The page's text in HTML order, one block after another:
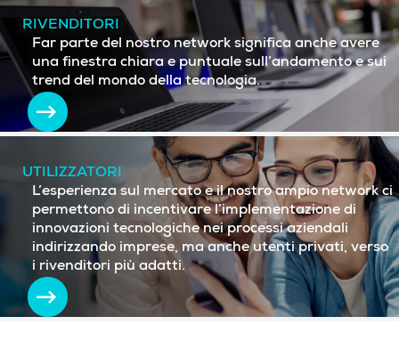
RIVENDITORI
Far parte del nostro network significa anche avere
una finestra chiara e puntuale sull’andamento e sui
trend del mondo della tecnologia.
UTILIZZATORI
L’esperienza sul mercato e il nostro ampio network ci
permettono di incentivare l’implementazione di
innovazioni tecnologiche nei processi aziendali
indirizzando imprese, ma anche utenti privati, verso
i rivenditori più adatti.